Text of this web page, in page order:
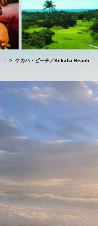
ド ケカハ・ビーチ／Kekaha Beach